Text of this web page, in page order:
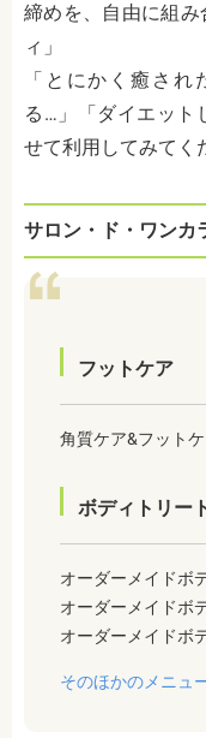
締めを、自由に組
ィ」
「とにかく癒さ
る…」「ダイエット
せて利用してみてく
サロン・ド・ワンカ
フットケア
角質ケア&フット
ボディトリー
オーダーメイドボ
オーダーメイドボ
オーダーメイドボ
そのほかのメニュ